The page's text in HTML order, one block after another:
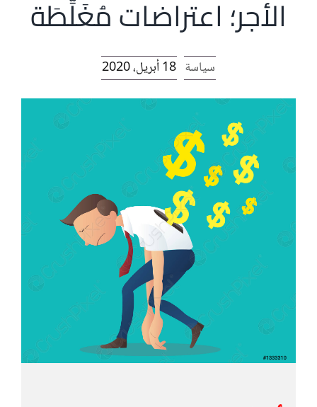
افتتاحية موقع المناضل-ة
الأجر؛ اعتراضات مُغَلِّطَة
سياسة 18 أبريل، 2020